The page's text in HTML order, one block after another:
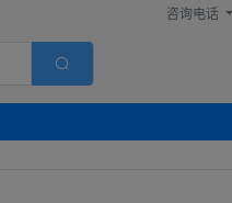
咨询电话